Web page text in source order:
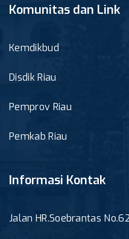
Komunitas dan Link
Kemdikbud
Disdik Riau
Pemprov Riau
Pemkab Riau
Informasi Kontak
Jalan HR.Soebrantas